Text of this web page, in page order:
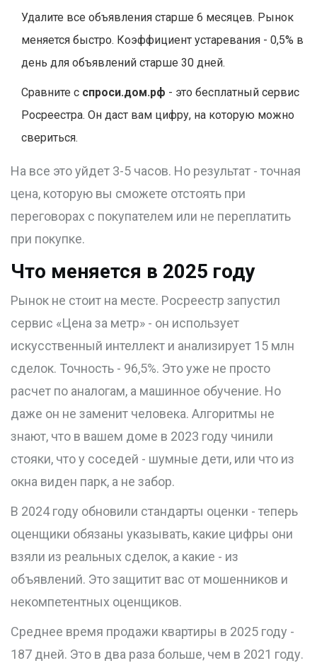
Удалите все объявления старше 6 месяцев. Рынок
меняется быстро. Коэффициент устаревания - 0,5% в
день для объявлений старше 30 дней.
Сравните с спроси.дом.рф - это бесплатный сервис
Росреестра. Он даст вам цифру, на которую можно
свериться.
На все это уйдет 3-5 часов. Но результат - точная
цена, которую вы сможете отстоять при
переговорах с покупателем или не переплатить
при покупке.
Что меняется в 2025 году
Рынок не стоит на месте. Росреестр запустил
сервис «Цена за метр» - он использует
искусственный интеллект и анализирует 15 млн
сделок. Точность - 96,5%. Это уже не просто
расчет по аналогам, а машинное обучение. Но
даже он не заменит человека. Алгоритмы не
знают, что в вашем доме в 2023 году чинили
стояки, что у соседей - шумные дети, или что из
окна виден парк, а не забор.
В 2024 году обновили стандарты оценки - теперь
оценщики обязаны указывать, какие цифры они
взяли из реальных сделок, а какие - из
объявлений. Это защитит вас от мошенников и
некомпетентных оценщиков.
Среднее время продажи квартиры в 2025 году -
187 дней. Это в два раза больше, чем в 2021 году.